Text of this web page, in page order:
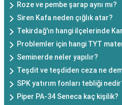
Roze ve pembe şarap aynı mı?
Siren Kafa neden çığlık atar?
Tekirdağ'ın hangi ilçelerinde
Problemler için hangi TYT
Seminerde neler yapılır?
Teşdit ve teşdiden ceza ne
SPK yatırım fonları tebliği
Piper PA-34 Seneca kaç kişilik?